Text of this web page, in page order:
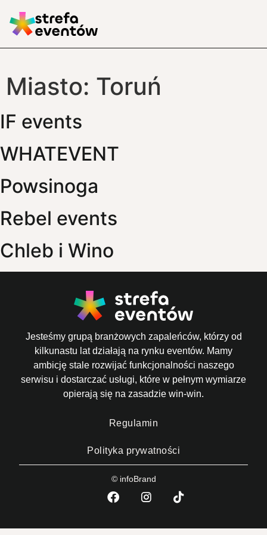
Miasto: Toruń
IF events
WHATEVENT
Powsinoga
Rebel events
Chleb i Wino
Jesteśmy grupą branżowych zapaleńców, którzy od
kilkunastu lat działają na rynku eventów. Mamy
ambicję stale rozwijać funkcjonalności naszego
serwisu i dostarczać usługi, które w pełnym wymiarze
opierają się na zasadzie win-win.
Regulamin
Polityka prywatności
© infoBrand